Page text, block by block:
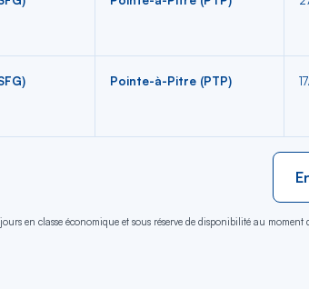
Pointe-à-Pitre (PTP)
en classe économique et sous réserve de disponibilité au